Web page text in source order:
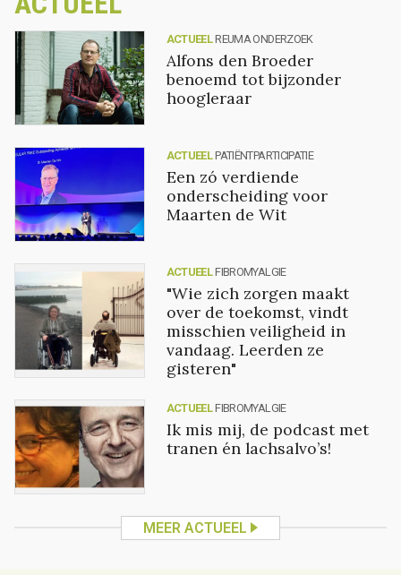
ACTUEEL REUMA ONDERZOEK
Alfons den Broeder
benoemd tot bijzonder
hoogleraar
ACTUEEL PATIËNTPARTICIPATIE
Een zó verdiende
onderscheiding voor
Maarten de Wit
ACTUEEL FIBROMYALGIE
"Wie zich zorgen maakt
over de toekomst, vindt
misschien veiligheid in
vandaag. Leerden ze
gisteren"
ACTUEEL FIBROMYALGIE
Ik mis mij, de podcast met
tranen én lachsalvo’s!
MEER ACTUEEL